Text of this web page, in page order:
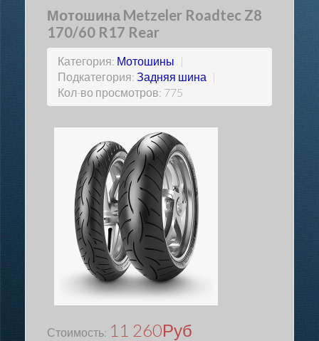
Мотошина Metzeler Roadtec Z8
170/60 R17 Rear
Категория: Мотошины |
Подкатегория: Задняя шина |
Кол-во просмотров: 775
Стоимость: 11 260Руб